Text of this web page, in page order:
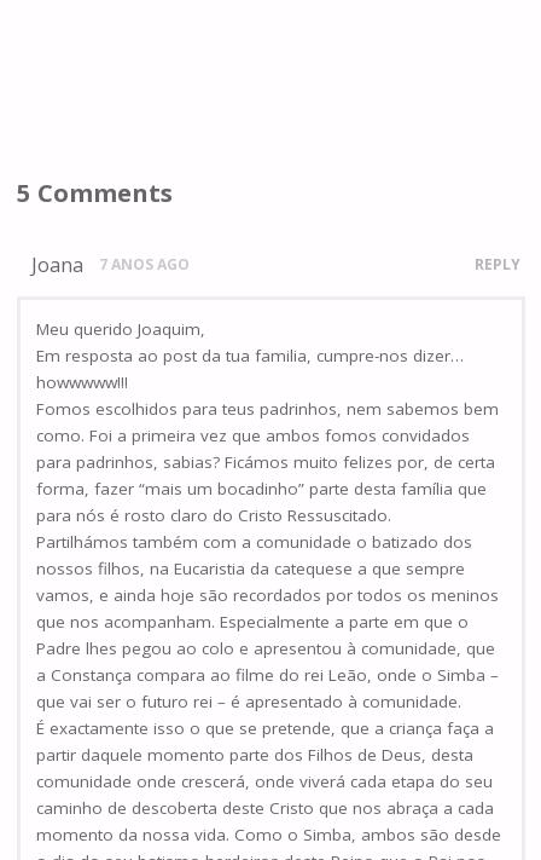
5 Comments
Joana 7 ANOS AGO REPLY
Meu querido Joaquim,
Em resposta ao post da tua familia, cumpre-nos dizer…
howwwww!!!
Fomos escolhidos para teus padrinhos, nem sabemos bem
como. Foi a primeira vez que ambos fomos convidados
para padrinhos, sabias? Ficámos muito felizes por, de certa
forma, fazer “mais um bocadinho” parte desta família que
para nós é rosto claro do Cristo Ressuscitado.
Partilhámos também com a comunidade o batizado dos
nossos filhos, na Eucaristia da catequese a que sempre
vamos, e ainda hoje são recordados por todos os meninos
que nos acompanham. Especialmente a parte em que o
Padre lhes pegou ao colo e apresentou à comunidade, que
a Constança compara ao filme do rei Leão, onde o Simba –
que vai ser o futuro rei – é apresentado à comunidade.
É exactamente isso o que se pretende, que a criança faça a
partir daquele momento parte dos Filhos de Deus, desta
comunidade onde crescerá, onde viverá cada etapa do seu
caminho de descoberta deste Cristo que nos abraça a cada
momento da nossa vida. Como o Simba, ambos são desde